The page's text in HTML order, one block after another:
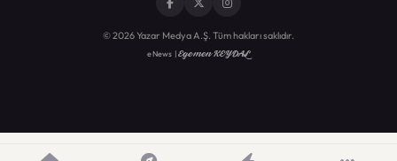
© 2026 Yazar Medya A.Ş. Tüm hakları saklıdır.
eNews |Egemen KEYDAL